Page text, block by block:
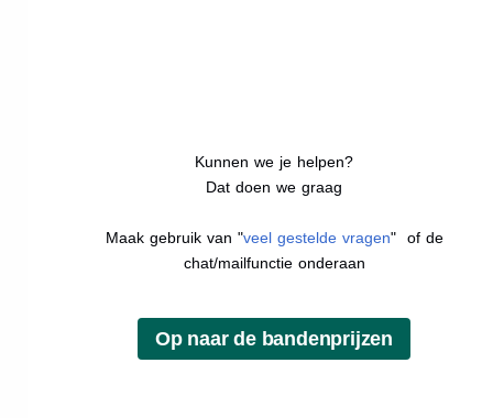
Kunnen we je helpen?
Dat doen we graag
Maak gebruik van "veel gestelde vragen" of de
chat/mailfunctie onderaan